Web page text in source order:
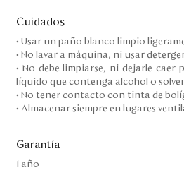
Cuidados
• Usar un paño blanco limpio
• No lavar a máquina, ni usar
• No debe limpiarse, ni dejarle caer
líquido que contenga alcohol o
• No tener contacto con tinta de
• Almacenar siempre en lugares
Garantía
1 año